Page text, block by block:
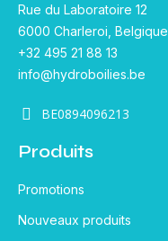
Rue du Laboratoire 12
6000 Charleroi, Belgique
+32 495 21 88 13
info@hydroboilies.be
BE0894096213
Produits
Promotions
Nouveaux produits